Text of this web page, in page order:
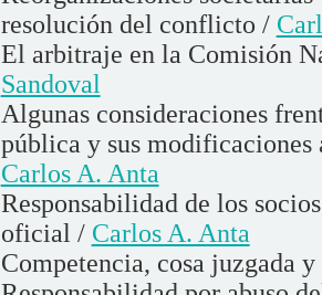
resolución del conflicto /
El arbitraje en la Comisión
Sandoval
Algunas consideraciones
pública y sus modificaciones
Carlos A. Anta
Responsabilidad de los
oficial / Carlos A. Anta
Competencia, cosa juzgada